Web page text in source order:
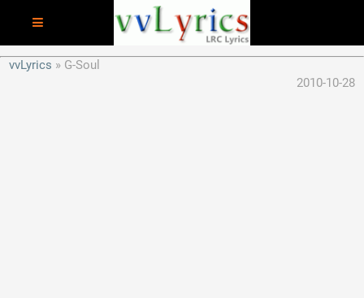
vvLyrics
G-Soul
2010-10-28